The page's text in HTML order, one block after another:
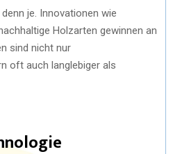
je. Innovationen wie
Holzarten gewinnen an
sind nicht nur
oft auch langlebiger als